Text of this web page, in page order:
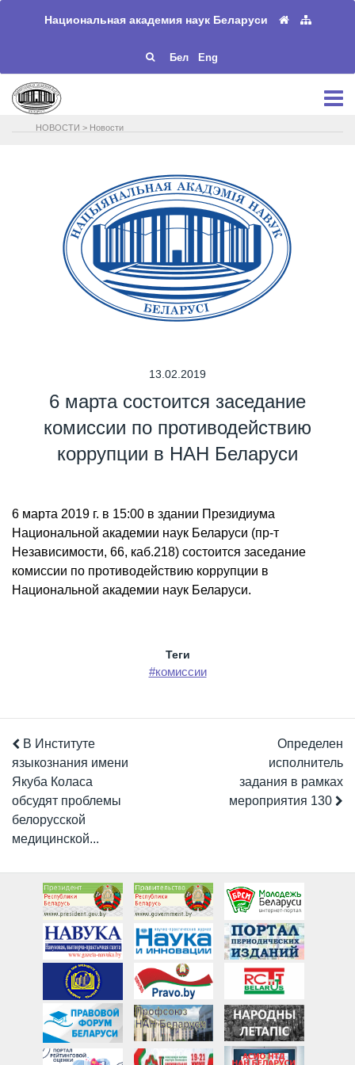
Национальная академия наук Беларуси
Бел Eng
НОВОСТИ > Новости
13.02.2019
6 марта состоится заседание
комиссии по противодействию
коррупции в НАН Беларуси
6 марта 2019 г. в 15:00 в здании Президиума
Национальной академии наук Беларуси (пр-т
Независимости, 66, каб.218) состоится заседание
комиссии по противодействию коррупции в
Национальной академии наук Беларуси.
Теги
#комиссии
В Институте
языкознания имени
Якуба Коласа
обсудят проблемы
белорусской
медицинской...
Определен
исполнитель
задания в рамках
мероприятия 130